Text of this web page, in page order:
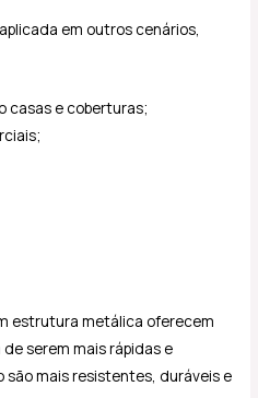
em outros cenários,
casas e coberturas;
estrutura metálica oferecem
serem mais rápidas e
mais resistentes, duráveis e